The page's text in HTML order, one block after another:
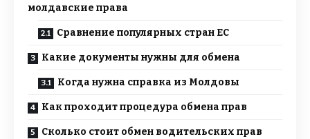
молдавские права
Сравнение популярных стран ЕС
Какие документы нужны для обмена
Когда нужна справка из Молдовы
Как проходит процедура обмена прав
Сколько стоит обмен водительских прав